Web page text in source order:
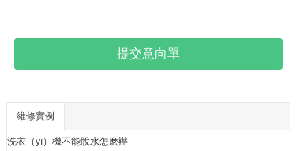
提交意向單
維修實例
洗衣（yī）機不能脫水怎麽辦